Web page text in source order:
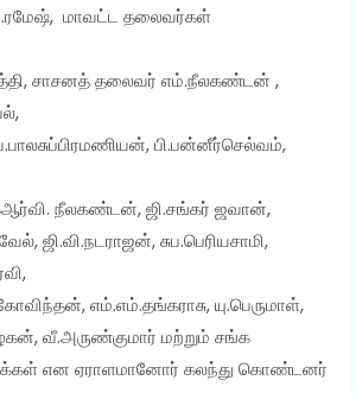
மாவட்ட தலைவர்கள்
சாசனத் தலைவர் எம்.நீலகண்டன் ,
பி.பன்னீர்செல்வம்,
நீலகண்டன், ஜி.சங்கர் ஜவான்,
ஜி.வி.நடராஜன், சுப.பெரியசாமி,
எம்.எம்.தங்கராசு, யு.பெருமாள்,
வீ.அருண்குமார் மற்றும் சங்க
என ஏராளமானோர் கலந்து கொண்டனர்